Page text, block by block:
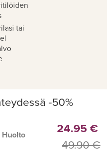
tai
-50%
Huolto
24.95 €
49.90 €